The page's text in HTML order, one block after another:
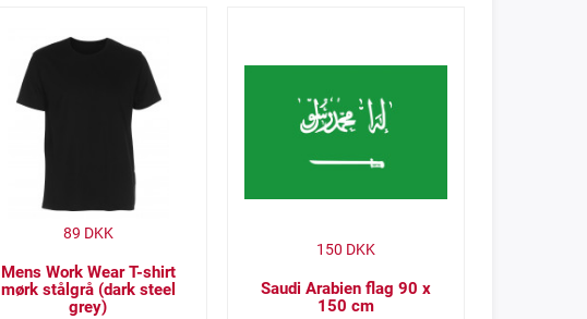
Mens Work Wear T-shirt
mørk stålgrå (dark steel
grey)
89 DKK
Saudi Arabien flag 90 x
150 cm
150 DKK